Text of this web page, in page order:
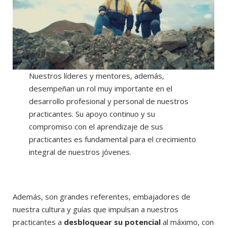
Nuestros líderes y mentores, además,
desempeñan un rol muy importante en el
desarrollo profesional y personal de nuestros
practicantes. Su apoyo continuo y su
compromiso con el aprendizaje de sus
practicantes es fundamental para el crecimiento
integral de nuestros jóvenes.
Además, son grandes referentes, embajadores de
nuestra cultura y guías que impulsan a nuestros
practicantes a desbloquear su potencial al máximo, con